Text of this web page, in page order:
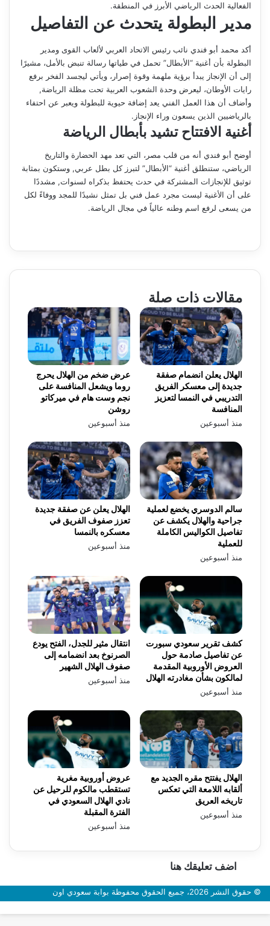
الفعالية الحدث الرياضي الأبرز في المنطقة.
مدير البطولة يتحدث عن التفاصيل
أكد محمد أبو فندي نائب رئيس الاتحاد العربي لألعاب القوى ومدير
البطولة بأن أغنية “الأبطال” تحمل في طياتها رسالة تنبض بالأمل، مشيرًا
إلى أن الإنجاز يبدأ برؤية ملهمة وقوة إصرار، ويأتي ليجسد الفخر برفع
رايات الأوطان، ليعرض وحدة الشعوب العربية تحت مظلة الرياضة,
وأضاف أن هذا العمل الفني يعد إضافة حيوية للبطولة ويعبر عن احتفاء
بالرياضيين الذين يسعون وراء الإنجاز.
أغنية الافتتاح تشيد بأبطال الرياضة
أوضح أبو فندي أنه من قلب مصر، التي تعد مهد الحضارة والتاريخ
الرياضي، ستنطلق أغنية “الأبطال” لتبرز كل بطل عربي, وستكون بمثابة
توثيق للإنجازات المشتركة في حدث يحتفظ بذكراه لسنوات, مشددًا
على أن الأغنية ليست مجرد عمل فني بل تمثل نشيدًا للمجد ووفاءً لكل
من يسعى لرفع اسم وطنه عالياً في مجال الرياضة.
مقالات ذات صلة
عرض ضخم من الهلال يحرج
روما ويشعل المنافسة على
نجم وست هام في ميركاتو
روشن
منذ أسبوعين
الهلال يعلن انضمام صفقة
جديدة إلى معسكر الفريق
التدريبي في النمسا لتعزيز
المنافسة
منذ أسبوعين
الهلال يعلن عن صفقة جديدة
تعزز صفوف الفريق في
معسكره بالنمسا
منذ أسبوعين
سالم الدوسري يخضع لعملية
جراحية والهلال يكشف عن
تفاصيل الكواليس الكاملة
للعملية
منذ أسبوعين
انتقال مثير للجدل، الفتح يودع
الصرنوخ بعد انضمامه إلى
صفوف الهلال الشهير
منذ أسبوعين
كشف تقرير سعودي سبورت
عن تفاصيل صادمة حول
العروض الأوروبية المقدمة
لمالكون بشأن مغادرته الهلال
منذ أسبوعين
عروض أوروبية مغرية
تستقطب مالكوم للرحيل عن
نادي الهلال السعودي في
الفترة المقبلة
منذ أسبوعين
الهلال يفتتح مقره الجديد مع
ألقابه اللامعة التي تعكس
تاريخه العريق
منذ أسبوعين
اضف تعليقك هنا
© حقوق النشر 2026، جميع الحقوق محفوظة بوابة سعودي اون